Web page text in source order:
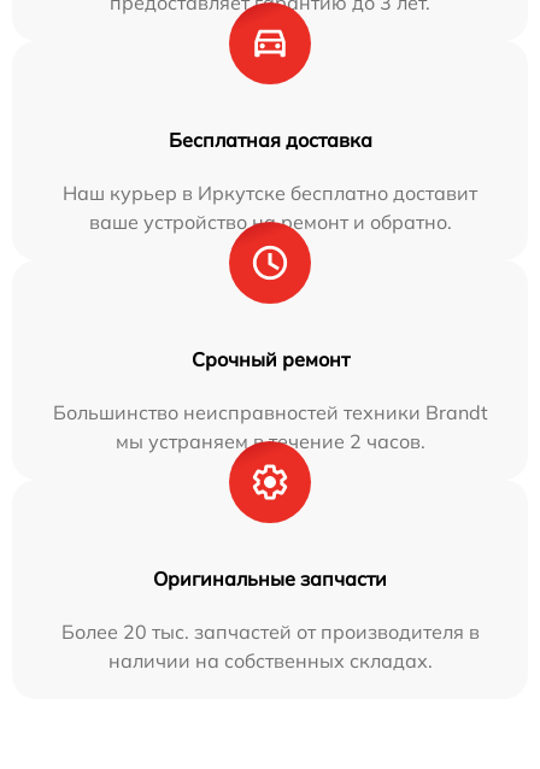
Бесплатная доставка
Наш курьер в Иркутске бесплатно доставит
ваше устройство на ремонт и обратно.
Срочный ремонт
Большинство неисправностей техники Brandt
мы устраняем в течение 2 часов.
Оригинальные запчасти
Более 20 тыс. запчастей от производителя в
наличии на собственных складах.